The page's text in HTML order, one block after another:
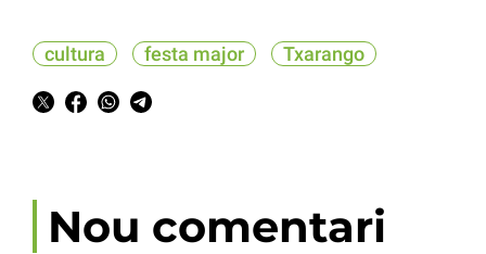
cultura festa major Txarango
Nou comentari